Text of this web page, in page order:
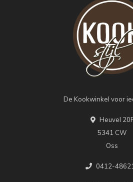
De Kookwinkel voor
Heuvel
5341 CW
Oss
0412-